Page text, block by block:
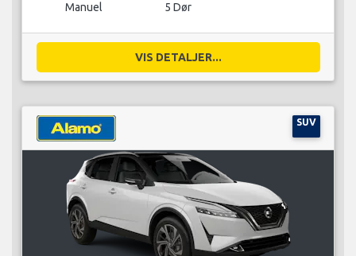
Manuel 5 Dør
VIS DETALJER...
SUV